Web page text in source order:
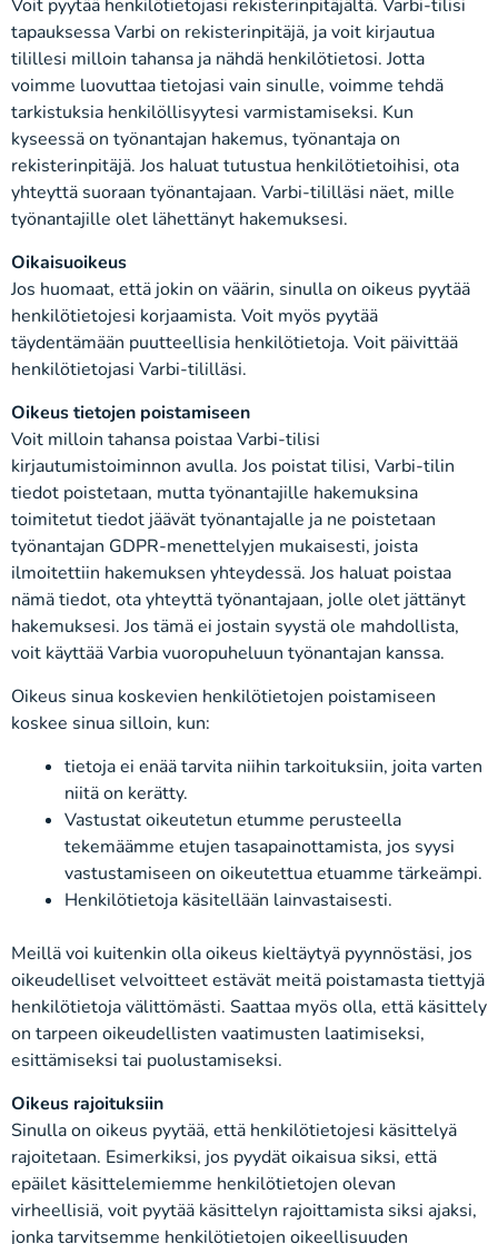
Voit pyytää henkilötietojasi rekisterinpitäjältä. Varbi-tilisi
tapauksessa Varbi on rekisterinpitäjä, ja voit kirjautua
tilillesi milloin tahansa ja nähdä henkilötietosi. Jotta
voimme luovuttaa tietojasi vain sinulle, voimme tehdä
tarkistuksia henkilöllisyytesi varmistamiseksi. Kun
kyseessä on työnantajan hakemus, työnantaja on
rekisterinpitäjä. Jos haluat tutustua henkilötietoihisi, ota
yhteyttä suoraan työnantajaan. Varbi-tililläsi näet, mille
työnantajille olet lähettänyt hakemuksesi.
Oikaisuoikeus
Jos huomaat, että jokin on väärin, sinulla on oikeus pyytää
henkilötietojesi korjaamista. Voit myös pyytää
täydentämään puutteellisia henkilötietoja. Voit päivittää
henkilötietojasi Varbi-tililläsi.
Oikeus tietojen poistamiseen
Voit milloin tahansa poistaa Varbi-tilisi
kirjautumistoiminnon avulla. Jos poistat tilisi, Varbi-tilin
tiedot poistetaan, mutta työnantajille hakemuksina
toimitetut tiedot jäävät työnantajalle ja ne poistetaan
työnantajan GDPR-menettelyjen mukaisesti, joista
ilmoitettiin hakemuksen yhteydessä. Jos haluat poistaa
nämä tiedot, ota yhteyttä työnantajaan, jolle olet jättänyt
hakemuksesi. Jos tämä ei jostain syystä ole mahdollista,
voit käyttää Varbia vuoropuheluun työnantajan kanssa.
Oikeus sinua koskevien henkilötietojen poistamiseen
koskee sinua silloin, kun:
tietoja ei enää tarvita niihin tarkoituksiin, joita varten
niitä on kerätty.
Vastustat oikeutetun etumme perusteella
tekemäämme etujen tasapainottamista, jos syysi
vastustamiseen on oikeutettua etuamme tärkeämpi.
Henkilötietoja käsitellään lainvastaisesti.
Meillä voi kuitenkin olla oikeus kieltäytyä pyynnöstäsi, jos
oikeudelliset velvoitteet estävät meitä poistamasta tiettyjä
henkilötietoja välittömästi. Saattaa myös olla, että käsittely
on tarpeen oikeudellisten vaatimusten laatimiseksi,
esittämiseksi tai puolustamiseksi.
Oikeus rajoituksiin
Sinulla on oikeus pyytää, että henkilötietojesi käsittelyä
rajoitetaan. Esimerkiksi, jos pyydät oikaisua siksi, että
epäilet käsittelemiemme henkilötietojen olevan
virheellisiä, voit pyytää käsittelyn rajoittamista siksi ajaksi,
jonka tarvitsemme henkilötietojen oikeellisuuden